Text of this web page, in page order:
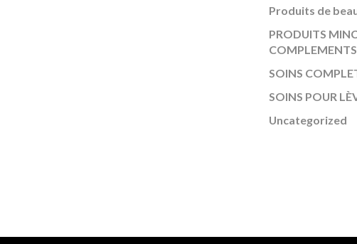
Produits de
PRODUITS
SOINS
SOINS POUR
Uncategorized